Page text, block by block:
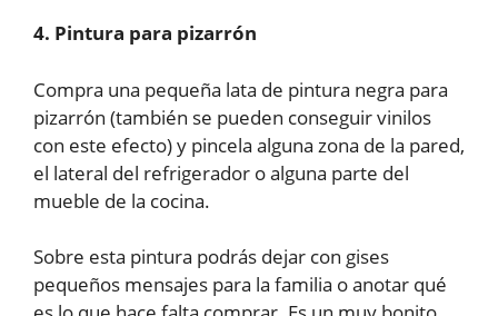
4. Pintura para pizarrón
Compra una pequeña lata de pintura negra para
pizarrón (también se pueden conseguir vinilos
con este efecto) y pincela alguna zona de la pared,
el lateral del refrigerador o alguna parte del
mueble de la cocina.
Sobre esta pintura podrás dejar con gises
pequeños mensajes para la familia o anotar qué